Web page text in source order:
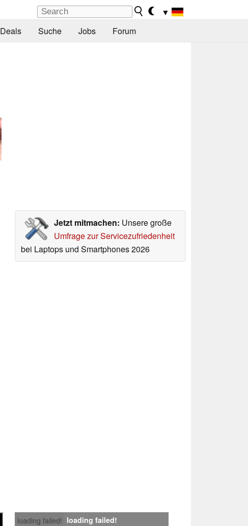
▼
Deals Suche Jobs Forum
Jetzt mitmachen: Unsere große
Umfrage zur Servicezufriedenheit
bei Laptops und Smartphones 2026
loading failed! loading failed!